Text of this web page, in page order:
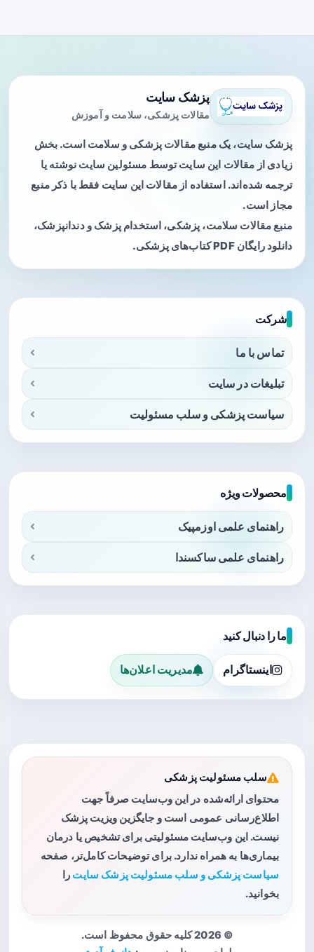
پزشک سایت
مقالات پزشکی، سلامت و آموزش
پزشک سایت، یک منبع مقالات پزشکی و سلامت است. بخش
زیادی از مقالات این سایت توسط مسئولین سایت نوشته یا
ترجمه شده‌اند. استفاده از مقالات این سایت فقط با ذکر منبع
مجاز است.
منبع مقالات سلامت، پزشکی، استخدام پزشک و دندانپزشک،
دانلود رایگان PDF کتاب‌های پزشکی.
شرکت
تماس با ما
تبلیغات در سایت
سیاست پزشکی و سلب مسئولیت
محصولات ویژه
راهنمای علمی اوزمپیک
راهنمای علمی ساکسندا
ما را دنبال کنید
اینستاگرام مدیریت اعلان‌ها
سلب مسئولیت پزشکی
محتوای ارائه‌شده در این وب‌سایت صرفاً جهت
اطلاع‌رسانی عمومی است و جایگزین ویزیت پزشک
نیست. این وب‌سایت مسئولیتی برای تشخیص یا درمان
بیماری‌ها به همراه ندارد. برای توضیحات کامل‌تر، صفحه
سیاست پزشکی و سلب مسئولیت پزشک سایت را
بخوانید.
© 2026 کلیه حقوق محفوظ است.